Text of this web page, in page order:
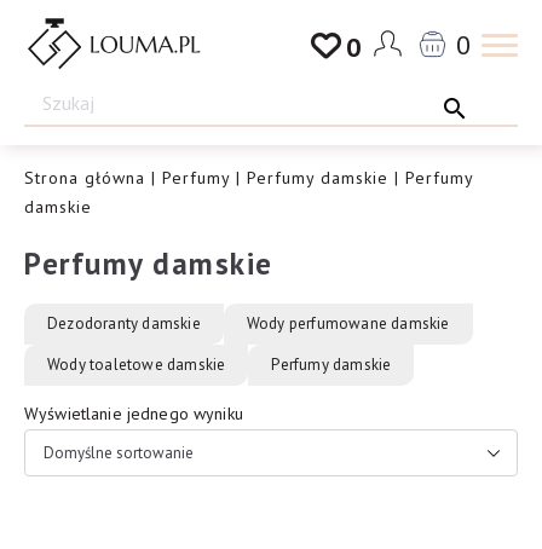
Przejdź
Drogeria
Louma.pl
0 0
Strona główna | Perfumy | Perfumy damskie | Perfumy
damskie
Perfumy damskie
Dezodoranty damskie
Wody perfumowane damskie
Wody toaletowe damskie
Perfumy damskie
Wyświetlanie jednego wyniku